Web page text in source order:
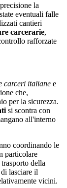
la
eventuali falle
cantieri
carcerarie,
rafforzate
carceri italiane e
che,
per la sicurezza.
si scontra con
all'interno
coordinando le
particolare
della
lasciare il
vicini.